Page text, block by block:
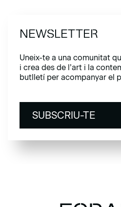
NEWSLETTER
Uneix-te a una comunitat
i crea des de l’art i la
butlletí per acompanyar el
SUBSCRIU-TE
SUBSCRIU-TE